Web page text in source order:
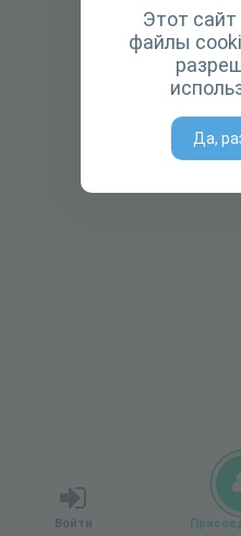
Этот сайт
файлы
Да,
Войти